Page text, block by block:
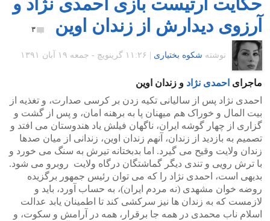
آرزوی دیدارش از زندان اوین
۳
نوشته شکوه بختیاری ۱۱:۲۶ گرينويچ - جمعه ۱۹ آبان ۱۳۹۱
ماجرای احمدی نژاد و زندان اوین
احمدی نژاد پس از سالیانی تکیه زدن بر کرسی صدارت، و تغذیه از
بیت المال و خوراک هم میهنان پا به برهنه امان، و پس از گشت و
گزاری از چهار گوشه ایران، ناگهان فیلش یاد هندوستان می افتد و
تصمیم به بازدید از زندان، آنهم زندان اوین، زندانی از میان صدها
زندان ولایت وقیح می گیرد. اما بدبختانه تیرش به سنگ می خورد و
با ترش رویی و تندی دیگر گماشتگان درگاه ولایت روبرو می شود.
بدیهی است، احمدی نژاد را که می توان رئیس جمهور برگزیده
روضه خوان مشهدی (نه مردم ایران)، به حساب آورد، باید و
لازمست که به زندان ها نیز سرکشی کند تا اطمینان یابد عدالت
اسلام ناب محمدی در همه جا برقرار، همه در آرامش و سکوت، و